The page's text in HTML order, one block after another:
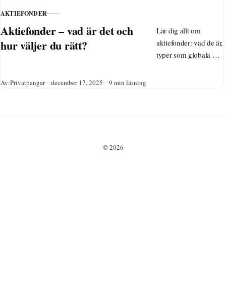
KATEGORI
AKTIEFONDER
Aktiefonder – vad är det och
hur väljer du rätt?
Lär dig allt om
aktiefonder: vad de är,
typer som globala och
Av:Privatpengar Publicerad
december 17, 2025 9 min läsning
© 2026